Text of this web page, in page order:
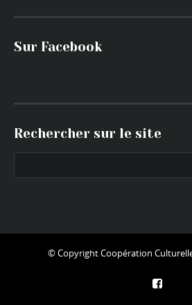
Sur Facebook
Rechercher sur le site
© CopyrightCoopération